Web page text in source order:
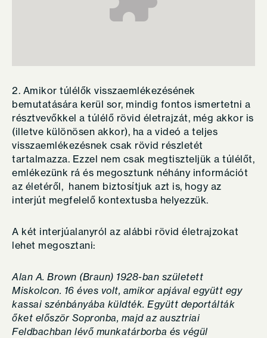
2. Amikor túlélők visszaemlékezésének
bemutatására kerül sor, mindig fontos ismertetni a
résztvevőkkel a túlélő rövid életrajzát, még akkor is
(illetve különösen akkor), ha a videó a teljes
visszaemlékezésnek csak rövid részletét
tartalmazza. Ezzel nem csak megtiszteljük a túlélőt,
emlékezünk rá és megosztunk néhány információt
az életéről, hanem biztosítjuk azt is, hogy az
interjút megfelelő kontextusba helyezzük.
A két interjúalanyról az alábbi rövid életrajzokat
lehet megosztani:
Alan A. Brown (Braun) 1928-ban született
Miskolcon. 16 éves volt, amikor apjával együtt egy
kassai szénbányába küldték. Együtt deportálták
őket először Sopronba, majd az ausztriai
Feldbachban lévő munkatárborba és végül